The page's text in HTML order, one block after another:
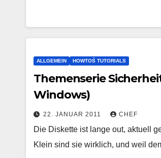
ALLGEMEIN HOWTOŚ TUTORIALS
Themenserie
Windows)
22. JANUAR 2011 CHEF
Die Diskette ist lange out, aktuell
Klein sind sie wirklich, und weil